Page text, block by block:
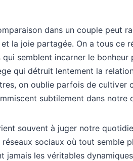
dans un couple peut
la joie partagée. On a tous ce
semblent incarner le
qui détruit lentement la
on oublie parfois de cultiver
subtilement dans notre
souvent à juger notre
sociaux où tout semble
jamais les véritables